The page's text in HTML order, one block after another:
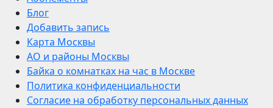
Блог
Добавить запись
Карта Москвы
АО и районы Москвы
Байка о комнатках на час в Москве
Политика конфиденциальности
Согласие на обработку персональных данных